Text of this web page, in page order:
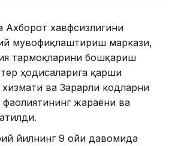
Ахборот хавфсизлигини
мувофиқлаштириш маркази,
тармоқларини бошқариш
ҳодисаларига қарши
ва Зарарли кодларни
жараёни ва
йилнинг 9 ойи давомида